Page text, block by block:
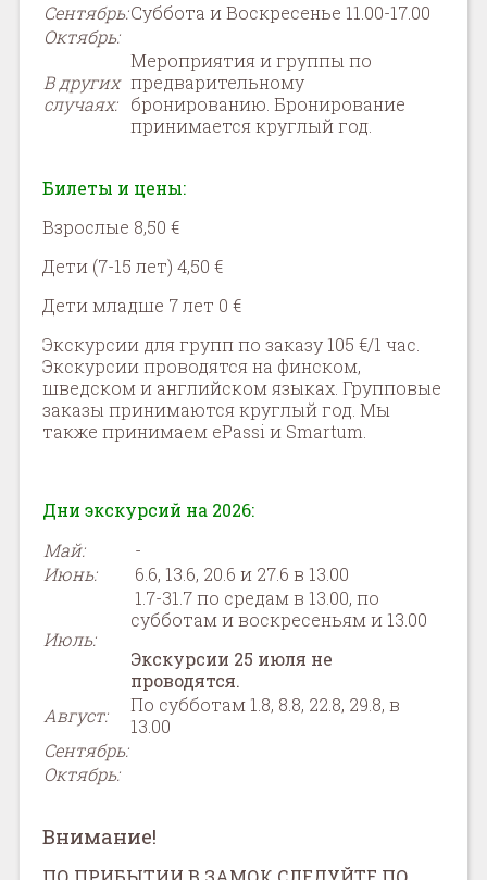
Сентябрь:Суббота и Воскресенье 11.00-17.00
Октябрь:
В других
случаях:
Мероприятия и группы по
предварительному
бронированию. Бронирование
принимается круглый год.
Билеты и цены:
Взрослые 8,50 €
Дети (7-15 лет) 4,50 €
Дети младше 7 лет 0 €
Экскурсии для групп по заказу 105 €/1 час.
Экскурсии проводятся на финском,
шведском и английском языках. Групповые
заказы принимаются круглый год. Мы
также принимаем ePassi и Smartum.
Дни экскурсий на 2026:
Май:
-
Июнь: 6.6, 13.6, 20.6 и 27.6 в 13.00
Июль:
1.7-31.7 по средам в 13.00, по
субботам и воскресеньям и 13.00
Экскурсии 25 июля не
проводятся.
Август:
По субботам 1.8, 8.8, 22.8, 29.8, в
13.00
Сентябрь:
Октябрь:
Внимание!